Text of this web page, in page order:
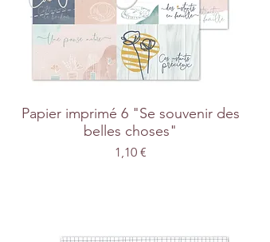
Papier imprimé 6 "Se souvenir des
belles choses"
Prix
1,10 €